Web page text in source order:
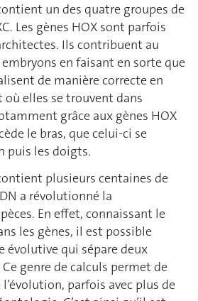
un des quatre groupes de
Les gènes HOX sont parfois
Ils contribuent au
en faisant en sorte que
de manière correcte en
elles se trouvent dans
grâce aux gènes HOX
le bras, que celui-ci se
puis les doigts.
plusieurs centaines de
a révolutionné la
En effet, connaissant le
les gènes, il est possible
évolutive qui sépare deux
genre de calculs permet de
l’évolution, parfois avec plus de